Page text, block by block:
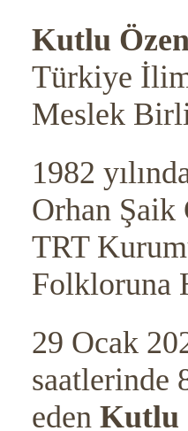
Kutlu
Türkiye
Meslek
1982
Orhan Şaik
TRT
Folkloruna
29 Ocak
saatlerinde
eden Kutlu